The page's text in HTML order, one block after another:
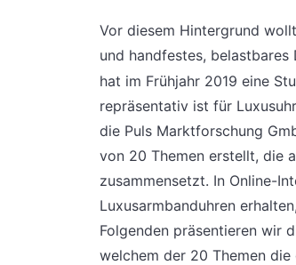
Vor diesem Hintergrund
und handfestes,
hat im Frühjahr 2019 eine
repräsentativ ist für
die Puls Marktforschung
von 20 Themen erstellt, die
zusammensetzt. In Online-
Luxusarmbanduhren
Folgenden präsentieren wir
welchem der 20 Themen